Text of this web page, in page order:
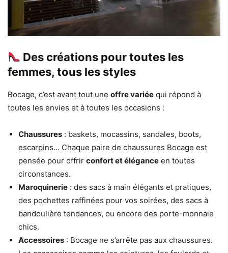
Des créations pour toutes les
femmes, tous les styles
Bocage, c’est avant tout une offre variée qui répond à
toutes les envies et à toutes les occasions :
Chaussures : baskets, mocassins, sandales, boots,
escarpins… Chaque paire de chaussures Bocage est
pensée pour offrir confort et élégance en toutes
circonstances.
Maroquinerie : des sacs à main élégants et pratiques,
des pochettes raffinées pour vos soirées, des sacs à
bandoulière tendances, ou encore des porte-monnaie
chics.
Accessoires : Bocage ne s’arrête pas aux chaussures.